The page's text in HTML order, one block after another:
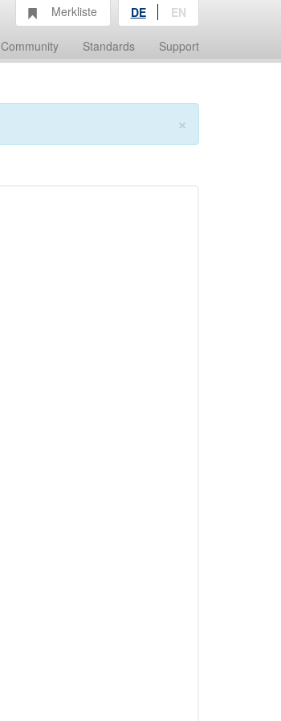
Community Standards Support
Merkliste DE EN
×